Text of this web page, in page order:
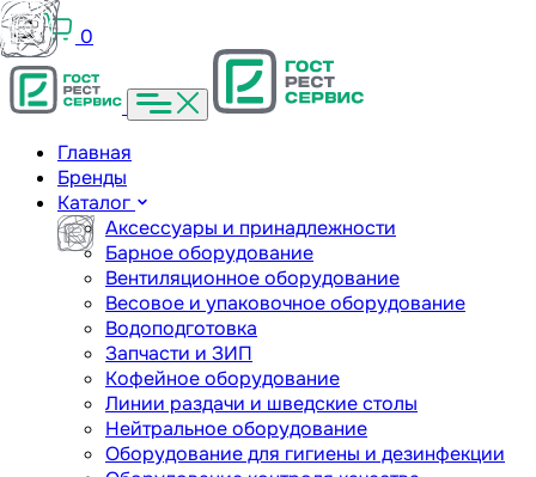
0
Главная
Бренды
Каталог
Аксессуары и принадлежности
Барное оборудование
Вентиляционное оборудование
Весовое и упаковочное оборудование
Водоподготовка
Запчасти и ЗИП
Кофейное оборудование
Линии раздачи и шведские столы
Нейтральное оборудование
Оборудование для гигиены и дезинфекции